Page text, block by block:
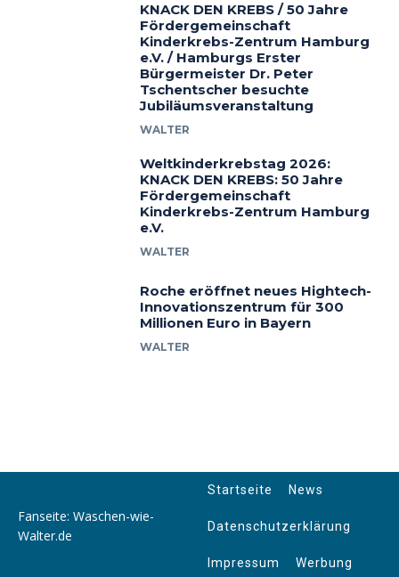
KNACK DEN KREBS / 50 Jahre
Fördergemeinschaft
Kinderkrebs-Zentrum Hamburg
e.V. / Hamburgs Erster
Bürgermeister Dr. Peter
Tschentscher besuchte
Jubiläumsveranstaltung
WALTER
Weltkinderkrebstag 2026:
KNACK DEN KREBS: 50 Jahre
Fördergemeinschaft
Kinderkrebs-Zentrum Hamburg
e.V.
WALTER
Roche eröffnet neues Hightech-
Innovationszentrum für 300
Millionen Euro in Bayern
WALTER
Fanseite: Waschen-wie-
Walter.de
Startseite News
Datenschutzerklärung
Impressum Werbung